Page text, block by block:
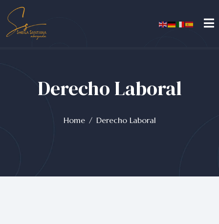
Derecho Laboral
Home Derecho Laboral